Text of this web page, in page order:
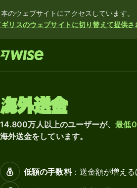
のウェブサイトにアクセスしています。
ギリスのウェブサイトに切り替えて提供
海外送金
14.800万人以上のユーザーが、最低
海外送金をしています。
低額の手数料：送金額が増え